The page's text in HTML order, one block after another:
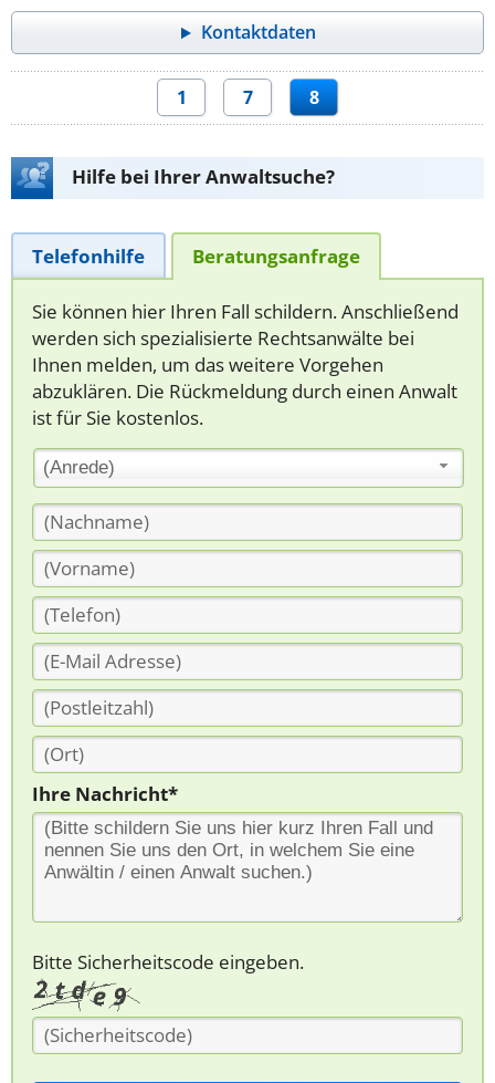
Kontaktdaten
1 7 8
Hilfe bei Ihrer Anwaltsuche?
Telefonhilfe Beratungsanfrage
Sie können hier Ihren Fall schildern. Anschließend
werden sich spezialisierte Rechtsanwälte bei
Ihnen melden, um das weitere Vorgehen
abzuklären. Die Rückmeldung durch einen Anwalt
ist für Sie kostenlos.
(Anrede)
Ihre Nachricht*
Bitte Sicherheitscode eingeben.